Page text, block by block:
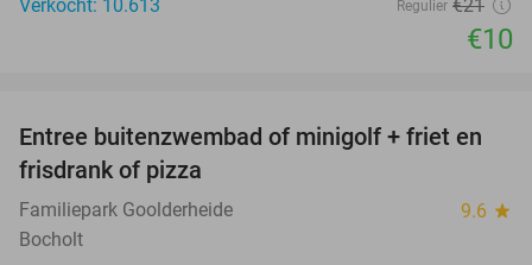
Verkocht: 10.613 Regulier €21
€10
37%
Entree buitenzwembad of minigolf + friet en
frisdrank of pizza
Familiepark Goolderheide 9.6 star
Bocholt